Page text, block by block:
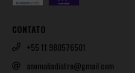
CONTATO
+55 11 980576501
anomaliadistro@gmail.com